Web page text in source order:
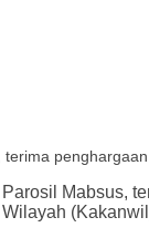
Mabsus,